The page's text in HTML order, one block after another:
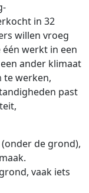
in 32
willen vroeg
werkt in een
ander klimaat
te werken,
past
de grond),
vaak iets